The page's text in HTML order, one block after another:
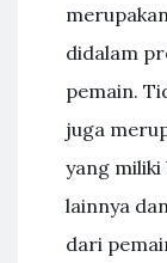
didalam
pemain.
juga
yang
lainnya
dari